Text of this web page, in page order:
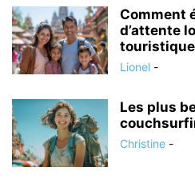
Comment
d’attente
Lionel -
Les plus
Christine -